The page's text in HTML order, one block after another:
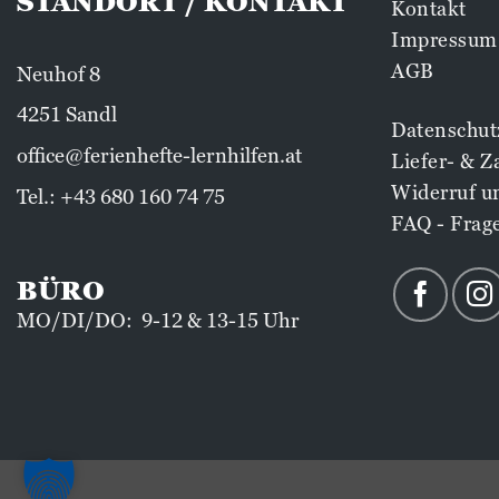
Neuhof 8
4251 Sandl
office@ferienhefte-lernhilfen.at
Tel.: +43 680 160 74 75
BÜRO
MO/DI/DO: 9-12 & 13-15 Uhr
Kontakt
Impressum
AGB
Liefer- &
Widerruf
FAQ -